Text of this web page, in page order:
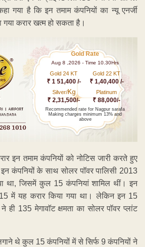
गया है कि इन तमाम कंपनियों का न्यू एनर्जी
करार खत्म हो सकता है।
Gold Rate
Aug 8 ,2026 - Time 10.30Hrs
Gold 24 KT
₹ 1 51,400 /-
Gold 22 KT
₹ 1,40,400 /-
Silver/Kg
₹ 2,31,500/-
Platinum
₹ 88,000/-
Recommended rate for Nagpur sarafa
Making charges minimum 13% and
above
इन तमाम कंपनियों को नोटिस जारी करते हुए
कंपनियों के साथ सोलर पॉवर पालिसी 2013
था, जिसमें कुल 15 कंपनियां शामिल थीं। इन
में यह करार किया गया था। लेकिन इन 15
ही 135 मेगावॉट क्षमता का सोलर पॉवर प्लांट
थे कुल 15 कंपनियों में से सिर्फ 9 कंपनियों ने